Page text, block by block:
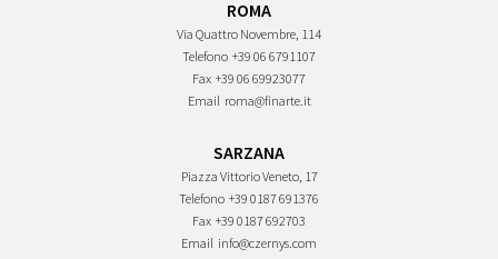
ROMA
Via Quattro Novembre, 114
Telefono +39 06 6791107
Fax +39 06 69923077
Email roma@finarte.it
SARZANA
Piazza Vittorio Veneto, 17
Telefono +39 0187 691376
Fax +39 0187 692703
Email info@czernys.com